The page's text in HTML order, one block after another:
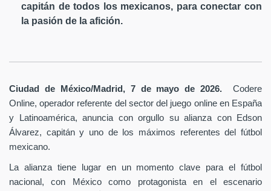
capitán de todos los mexicanos, para conectar con
la pasión de la afición.
Ciudad de México/Madrid, 7 de mayo de 2026. Codere
Online, operador referente del sector del juego online en España
y Latinoamérica, anuncia con orgullo su alianza con Edson
Álvarez, capitán y uno de los máximos referentes del fútbol
mexicano.
La alianza tiene lugar en un momento clave para el fútbol
nacional, con México como protagonista en el escenario